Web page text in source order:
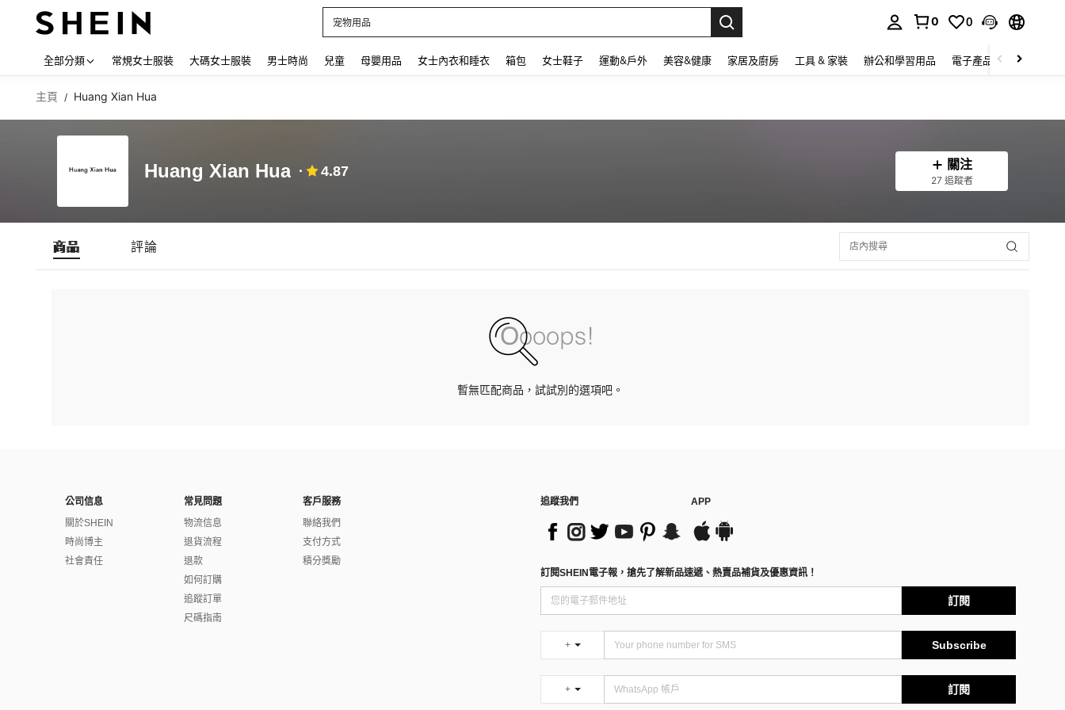
宠物用品
0 0
全部分類 常規女士服裝 大碼女士服裝 男士時尚 兒童 母嬰用品 女士內衣和睡衣 箱包 女士鞋子 運動&戶外 美容&健康 家居及廚房 工具 & 家裝 辦公和學習用品 電子產品 玩具
主頁 / Huang Xian Hua
Huang Xian Hua 4.87 關注
27 追蹤者
商品 評論
暫無匹配商品，試試別的選項吧。
公司信息
關於SHEIN
時尚博主
社會責任
常見問題
物流信息
退貨流程
退款
如何訂購
追蹤訂單
尺碼指南
客戶服務
聯絡我們
支付方式
積分獎勵
追蹤我們 APP
訂閱SHEIN電子報，搶先了解新品速遞、熱賣品補貨及優惠資訊！
訂閱
+ Subscribe
+ 訂閱